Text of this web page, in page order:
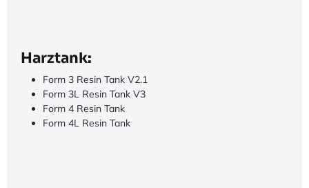
Harztank:
Form 3 Resin Tank V2.1
Form 3L Resin Tank V3
Form 4 Resin Tank
Form 4L Resin Tank